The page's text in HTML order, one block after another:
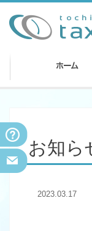
お知ら
2023.03.17